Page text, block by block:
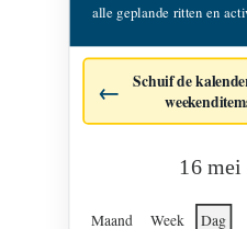
alle geplande ritten en
Schuif de
16 mei
Maand Week Dag